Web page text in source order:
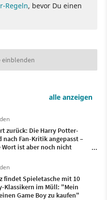
Regeln, bevor Du einen
einblenden
alle anzeigen
zurück: Die Harry Potter-
nach Fan-Kritik angepasst –
Wort ist aber noch nicht
findet Spieletasche mit 10
Klassikern im Müll: "Mein
Game Boy zu kaufen"